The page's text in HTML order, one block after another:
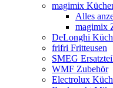
magimix
Alles
magimix
DeLonghi
frifri Fritteusen
SMEG
WMF Zubehör
Electrolux